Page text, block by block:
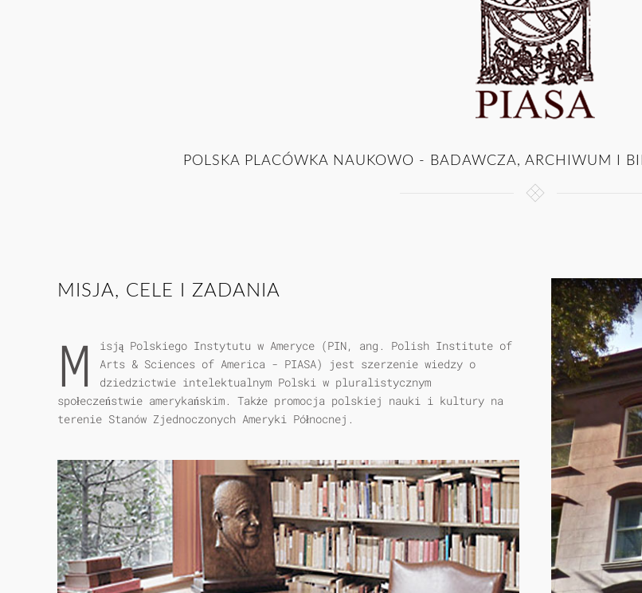
POLSKA PLACÓWKA NAUKOWO - BADAWCZA, ARCHIWUM I
MISJA, CELE I ZADANIA
M
isją Polskiego Instytutu w Ameryce (PIN, ang. Polish Institute of
Arts & Sciences of America - PIASA) jest szerzenie wiedzy o
dziedzictwie intelektualnym Polski w pluralistycznym
społeczeństwie amerykańskim. Także promocja polskiej nauki i kultury na
terenie Stanów Zjednoczonych Ameryki Północnej.